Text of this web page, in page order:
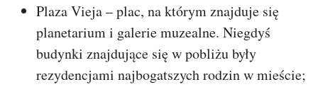
Plaza Vieja – plac, na którym znajduje się
planetarium i galerie muzealne. Niegdyś
budynki znajdujące się w pobliżu były
rezydencjami najbogatszych rodzin w mieście;